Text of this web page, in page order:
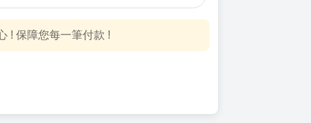
! 保障您每一筆付款 !